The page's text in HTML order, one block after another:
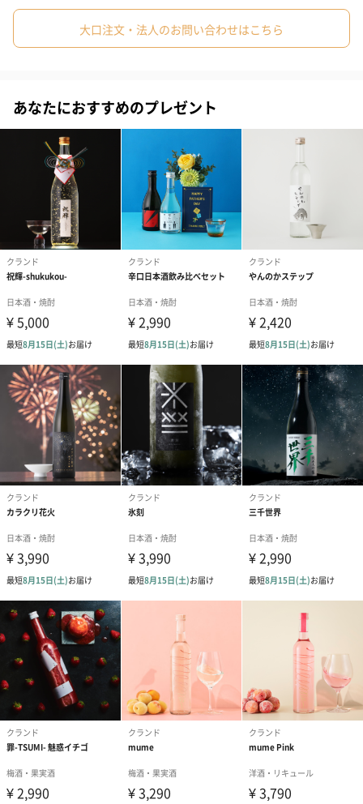
5年間に渡り様々な組み合わせの仕込みを繰り返し、数値をデータ
化することで導き出された酒質設計のもと「理系兄弟」は生まれ
ました。
すっきりとした味わいの1本
すっきりとして飲みやすく日本酒初心者にもおすすめです。
お刺身やカルパッチョなどと合わせてお楽しみください。
クランド
誰もが、気軽に楽しく、そして美味しく飲みやすい クラフト酒の
世界をひらくお酒造りを心がけています。
全国各地の小さな酒蔵と自由な発想でお酒造り
クランドでは酒蔵出身の社員など、お酒に関係するプロフェッシ
ョナルが日本全国の酒蔵と手を取り合い、これまでにないアイデ
ィアとチャレンジ精神を原動力に酒蔵のポテンシャルを発揮し新
たな価値を創造していきます。
「お酒の個性」と「お酒の質」の両立
直感的に手に取りたくなるパッケージデザインや、記憶に残るネ
ーミング。
目にした瞬間に心躍るだけでなく試飲などを繰り返し、味や品質
にもこだわり口にした瞬間に心満たすお酒造りを目指していま
す。
百年後につながる酒造りを
クランドは「酒造りは農業から」の信念のもと、全国の酒蔵や農
家と協力して、持続可能な酒造りを目指していきます。
#60代 #70代 #80代 #90代
大口注文・法人のお問い合わせはこちら
あなたにおすすめのプレゼント